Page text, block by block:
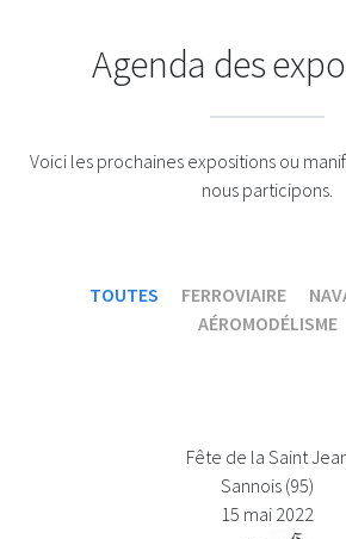
Agenda des
Voici les prochaines expositions ou
nous participons.
TOUTES FERROVIAIRE
AÉROMODÉLISME
Fête de la Saint
Sannois (95)
15 mai 2022